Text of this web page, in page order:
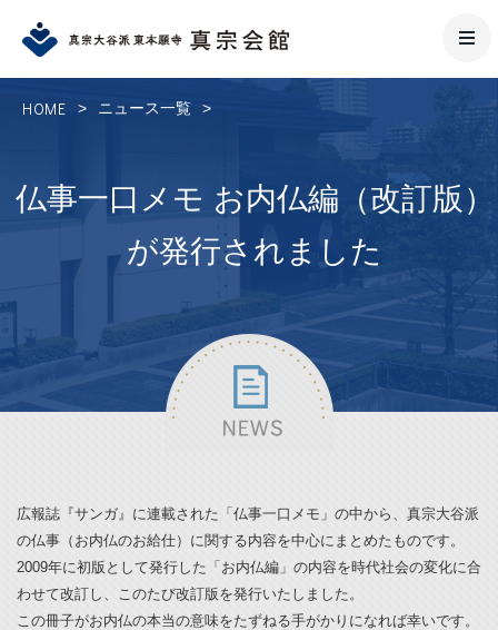
HOME > ニュース一覧 >
仏事一口メモ お内仏編（改訂版）
が発行されました
広報誌『サンガ』に連載された「仏事一口メモ」の中から、真宗大谷派
の仏事（お内仏のお給仕）に関する内容を中心にまとめたものです。
2009年に初版として発行した「お内仏編」の内容を時代社会の変化に合
わせて改訂し、このたび改訂版を発行いたしました。
この冊子がお内仏の本当の意味をたずねる手がかりになれば幸いです。